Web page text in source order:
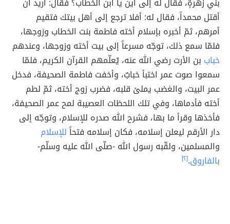
أقتل محمداً، فقال له: أفلا ترجع إلى أهل بيتك فتقيم
أمرهم، ثمّ أخبره بإسلام أخته فاطمة بنت الخطاب وزوجها،
فلمّا سمع ذلك، توجّه مسرعاً إلى بيت أخته وزوجها، وعندهم
خباب بن الأرت رضي الله عنه، يُعلّمهم القرآن الكريم، فلمّا
سمعوا صوت عمر اختبأ خبابٌ، وأخفت فاطمة الصحيفة، فدخل
عمر البيت، والغضب يملئ قلبه، فضرب زوج أخته، ثمّ لطم
أخته فأدماها، وفي تلك اللحظات العصيبة لمح عمر الصحيفة،
فأخذها وقرأ ما بها، فشرح الله صدره للإسلام، وتوجّه إلى
دار الأرقم ليعلن إسلامه، فكان إسلامه فتحاًللإسلام
والمسلمين، ولقّبه رسول الله -صلّى الله عليه وسلّم-
بالفاروق.[٢]